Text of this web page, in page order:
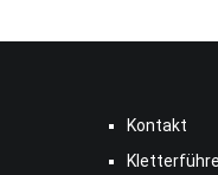
Kontakt